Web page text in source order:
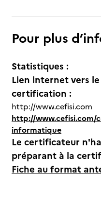
Pour plus
Statistiques :
Lien internet vers
certification :
http://www.cefisi.com
http://www.cefisi.com/
informatique
Le certificateur
préparant à la
Fiche au format